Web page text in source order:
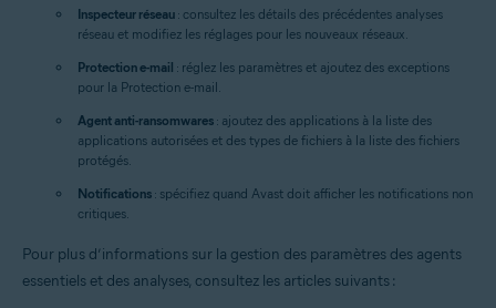
Inspecteur réseau : consultez les détails des précédentes analyses
réseau et modifiez les réglages pour les nouveaux réseaux.
Protection e-mail : réglez les paramètres et ajoutez des exceptions
pour la Protection e-mail.
Agent anti-ransomwares : ajoutez des applications à la liste des
applications autorisées et des types de fichiers à la liste des fichiers
protégés.
Notifications : spécifiez quand Avast doit afficher les notifications non
critiques.
Pour plus d’informations sur la gestion des paramètres des agents
essentiels et des analyses, consultez les articles suivants :